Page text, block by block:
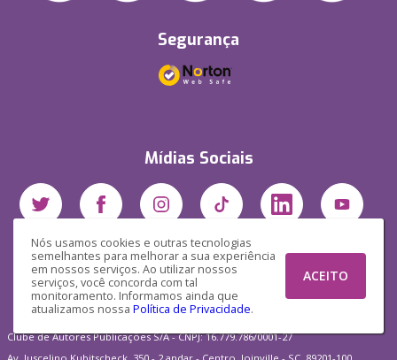
Nós usamos cookies e outras tecnologias
semelhantes para melhorar a sua experiência
em nossos serviços. Ao utilizar nossos
serviços, você concorda com tal
monitoramento. Informamos ainda que
atualizamos nossa Política de Privacidade.
ACEITO
Segurança
Mídias Sociais
Clube de Autores Publicações S/A - CNPJ: 16.779.786/0001-27